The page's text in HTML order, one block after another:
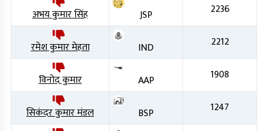
अभय कुमार सिंह JSP 2236
रमेश कुमार मेहता IND 2212
विनोद कुमार AAP 1908
सिकंदर कुमार मंडल BSP 1247